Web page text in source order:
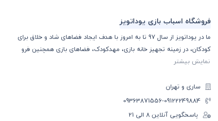
فروشگاه اسباب بازی یوداتویز
ما در یوداتویز از سال 97 تا به امروز با هدف ایجاد فضاهای شاد و خلاق برای
کودکان، در زمینه تجهیز خانه بازی، مهدکودک، فضاهای بازی همچنین فرو
نمایش بیشتر
ساری و تهران
09122249884
-09363871556
پاسخگویی آنلاین 8 الی 21